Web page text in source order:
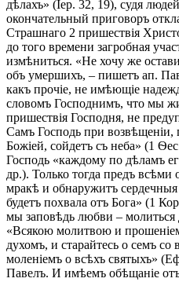
дѣлахъ» (Іер. 32, 19), судя
окончательный приговоръ
Страшнаго 2 пришествія
до того времени загробная
измѣниться. «Не хочу же
объ умершихъ, – пишетъ ап.
какъ прочіе, не имѣющіе
словомъ Господнимъ, что мы
пришествія Господня, не
Самъ Господь при возвѣщеніи,
Божіей, сойдетъ съ неба» (1
Господь «каждому по дѣламъ
др.). Только тогда предъ всѣми
мракѣ и обнаружитъ
будетъ похвала отъ Бога» (1
мы заповѣдь любви – молиться
«Всякою молитвою и
духомъ, и старайтесь о семъ
моленіемъ о всѣхъ святыхъ»
Павелъ. И имѣемъ обѣщаніе